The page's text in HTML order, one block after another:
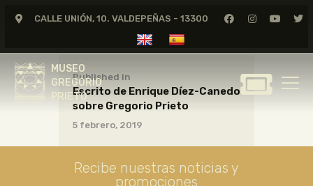
CALLE UNIÓN, 10. VALDEPEÑAS - 13300
MUSEO
GREGORIO
PRIETO
MUSEO
GREGORIO
GREGORIO PRIETO
CERTAMEN DE DIBUJO
Published in
Escrito de Enrique Díez-Canedo
sobre Gregorio Prieto
5 febrero, 2019
Recibe nuestras noticias y
promociones